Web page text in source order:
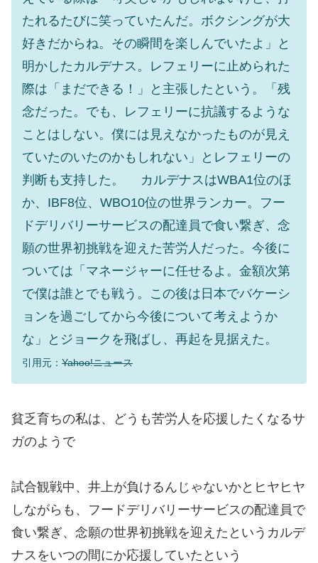
たれるたびに笑っていたんだ。ボクシングが大
好きだからね。その瞬間を楽しんでいたよ」と
明かしたカルデナス。レフェリーに止められた
際は「まだできる！」と主張したという。「残
念だった。でも、レフェリーに抗議するような
ことはしない。僕には見えなかったものが見え
ていたのいたのかもしれない」とレフェリーの
判断も支持した。 カルデナスはWBA1位のほ
か、IBF8位、WBO10位の世界ランカー。フー
ドデリバリーサービスの配達員で食い繋ぎ、念
願の世界初挑戦を迎えた苦労人だった。今後に
ついては「マネージャーに任せるよ。金額次第
で僕は誰とでも戦う。この後は日本でバケーシ
ョンを過ごしてから今後について考えようか
な」とジョークを飛ばし、再起を見据えた。
引用元： Yahoo!ニュース
貧乏育ちの私は、どうも苦労人を応援したくなるサ
ガのようで
試合観戦中、井上が負けるんじゃないかとヒヤヒヤ
しながらも、フードデリバリーサービスの配達員で
食い繋ぎ、念願の世界初挑戦を迎えたというカルデ
ナスをいつの間にか応援していたという